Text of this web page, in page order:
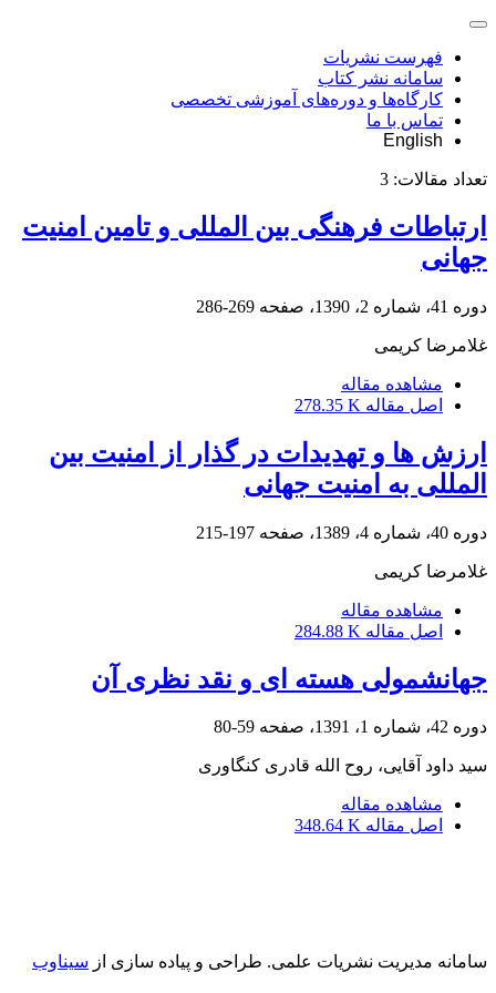
فهرست نشریات
سامانه نشر کتاب
کارگاه‌ها و دوره‌های آموزشی تخصصی
تماس با ما
English
تعداد مقالات: 3
ارتباطات فرهنگی بین المللی و تامین امنیت
جهانی
دوره 41، شماره 2، 1390، صفحه 269-286
غلامرضا کریمی
مشاهده مقاله
اصل مقاله 278.35 K
ارزش ها و تهدیدات در گذار از امنیت بین
المللی به امنیت جهانی
دوره 40، شماره 4، 1389، صفحه 197-215
غلامرضا کریمی
مشاهده مقاله
اصل مقاله 284.88 K
جهانشمولی هسته ای و نقد نظری آن
دوره 42، شماره 1، 1391، صفحه 59-80
سید داود آقایی، روح الله قادری کنگاوری
مشاهده مقاله
اصل مقاله 348.64 K
سامانه مدیریت نشریات علمی. طراحی و پیاده سازی از سیناوب